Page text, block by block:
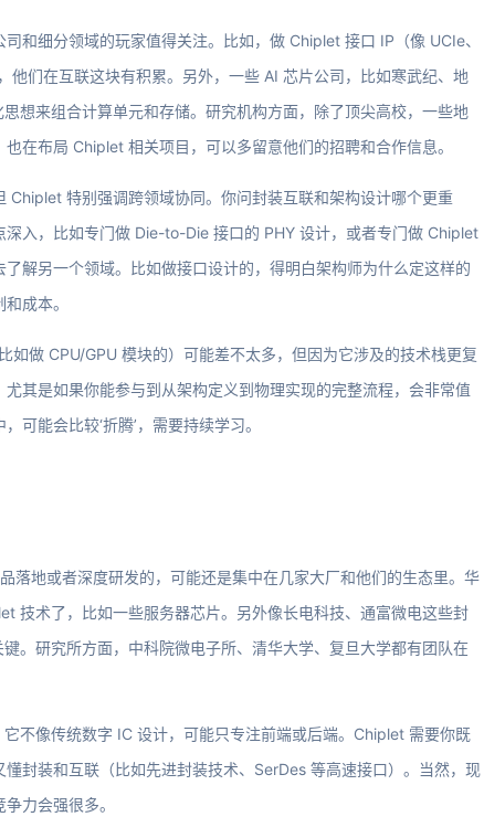
和细分领域的玩家值得关注。比如，做 Chiplet 接口 IP（像 UCIe、
他们在互联这块有积累。另外，一些 AI 芯片公司，比如寒武纪、地
想来组合计算单元和存储。研究机构方面，除了顶尖高校，一些地
在布局 Chiplet 相关项目，可以多留意他们的招聘和合作信息。
Chiplet 特别强调跨领域协同。你问封装互联和架构设计哪个更重
入，比如专门做 Die-to-Die 接口的 PHY 设计，或者专门做 Chiplet
解另一个领域。比如做接口设计的，得明白架构师为什么定这样的
成本。
做 CPU/GPU 模块的）可能差不太多，但因为它涉及的技术栈更复
其是如果你能参与到从架构定义到物理实现的完整流程，会非常值
可能会比较‘折腾’，需要持续学习。
落地或者深度研发的，可能还是集中在几家大厂和他们的生态里。华
技术了，比如一些服务器芯片。另外像长电科技、通富微电这些封
。研究所方面，中科院微电子所、清华大学、复旦大学都有团队在
不像传统数字 IC 设计，可能只专注前端或后端。Chiplet 需要你既
封装和互联（比如先进封装技术、SerDes 等高速接口）。当然，现
力会强很多。